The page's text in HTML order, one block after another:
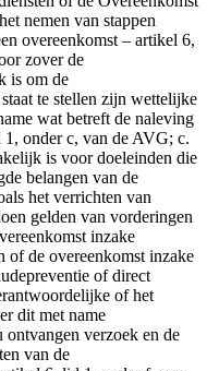
nemen van stappen
overeenkomst – artikel 6,
zover de
is om de
te stellen zijn wettelijke
wat betreft de naleving
onder c, van de AVG; c.
is voor doeleinden die
belangen van de
het verrichten van
gelden van vorderingen
inzake
of de overeenkomst inzake
of direct
of het
dit met name
ontvangen verzoek en de
van de